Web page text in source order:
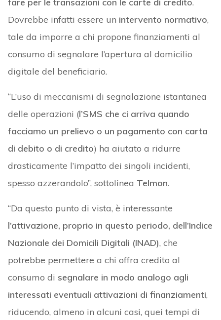
fare per le transazioni con le carte di credito.
Dovrebbe infatti essere un intervento normativo,
tale da imporre a chi propone finanziamenti al
consumo di segnalare l’apertura al domicilio
digitale del beneficiario.
“L’uso di meccanismi di segnalazione istantanea
delle operazioni (l’SMS che ci arriva quando
facciamo un prelievo o un pagamento con carta
di debito o di credito) ha aiutato a ridurre
drasticamente l’impatto dei singoli incidenti,
spesso azzerandolo”, sottolinea Telmon.
“Da questo punto di vista, è interessante
l’attivazione, proprio in questo periodo, dell’Indice
Nazionale dei Domicili Digitali (INAD), che
potrebbe permettere a chi offra credito al
consumo di segnalare in modo analogo agli
interessati eventuali attivazioni di finanziamenti,
riducendo, almeno in alcuni casi, quei tempi di